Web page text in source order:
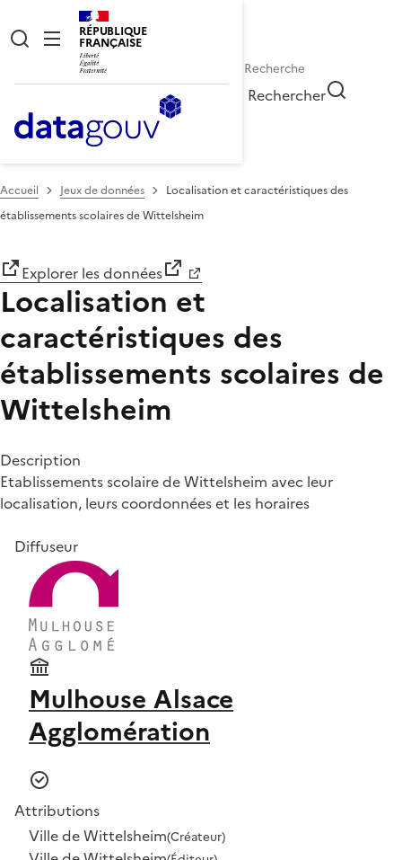
RÉPUBLIQUE
FRANÇAISE
Rechercher
Accueil Jeux de données
Localisation et caractéristiques des
établissements scolaires de Wittelsheim
Explorer les données
Localisation et
caractéristiques des
établissements scolaires de
Wittelsheim
Description
Etablissements scolaire de Wittelsheim avec leur
localisation, leurs coordonnées et les horaires
Diffuseur
Mulhouse Alsace
Agglomération
Attributions
Ville de Wittelsheim(Créateur)